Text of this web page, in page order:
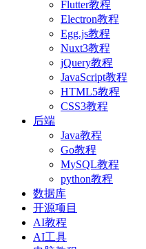
Flutter教程
Electron教程
Egg.js教程
Nuxt3教程
jQuery教程
JavaScript教程
HTML5教程
CSS3教程
后端
Java教程
Go教程
MySQL教程
python教程
数据库
开源项目
AI教程
AI工具